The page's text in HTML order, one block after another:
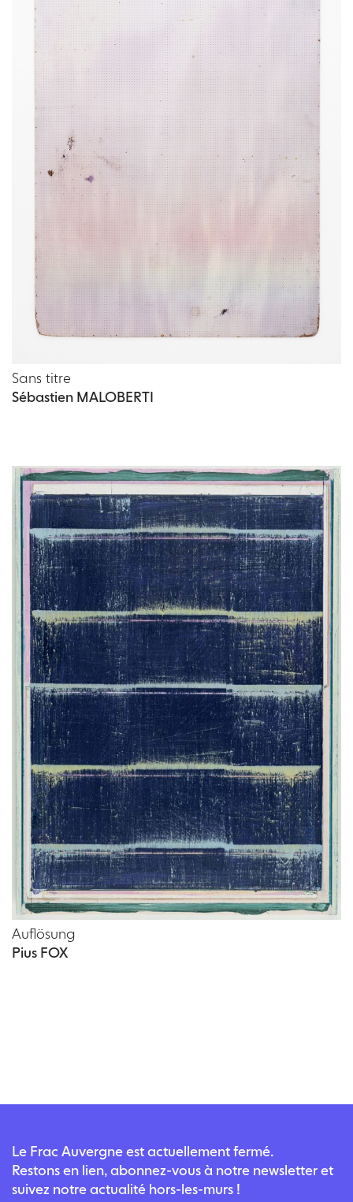
Sans titre
Sébastien MALOBERTI
Auflösung
Pius FOX
Le Frac Auvergne est actuellement fermé.
Restons en lien, abonnez-vous à notre newsletter et
suivez notre actualité hors-les-murs !